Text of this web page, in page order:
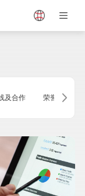
及合作 荣誉及资质